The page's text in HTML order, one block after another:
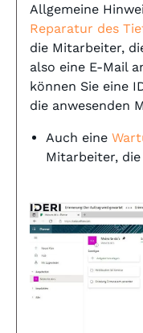
Allgemeine
Reparatur des
die Mitarbeiter,
also eine E-Mail
können Sie eine
die anwesenden
Auch eine
Mitarbeiter,